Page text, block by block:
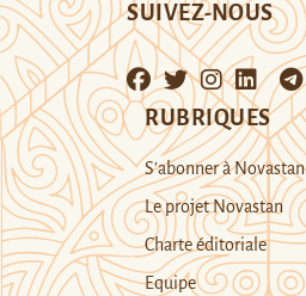
SUIVEZ-NOUS
RUBRIQUES
S’abonner à Novastan
Le projet Novastan
Charte éditoriale
Equipe